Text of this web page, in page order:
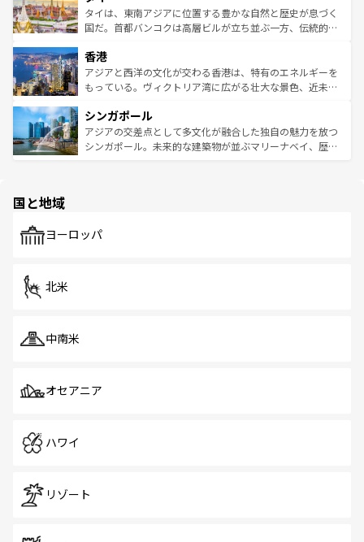
わってみてほしい。 なお、新着の韓国情報はコンテンツ一
覧を参照してほしい。
ーチミン市のフランス統治時代の建物も、独特の雰囲気を
醸し出している。また、バラエティの豊かさとおいしさで
とつ。フォーやバインミー、ベトナムコーヒーなどは、ぜ
ひ現地で味わいたい。どの地域を訪れてもあたたかい人々
が旅行者を迎えてくれるので、きっと忘れられない旅にな
参照してほしい。
タイは、東南アジアに位置する豊かな自然と歴史が息づく
国だ。首都バンコクは高層ビルが立ち並ぶ一方、伝統的な
の活気が交差している。北部ではチェンマイなどの山岳地
帯で自然と触れ合い、南部ではプーケットやクラビの美し
いビーチでリゾート気分を楽しむことができる。タイ料理
激する。気候は一年中温暖で、どの季節にも異なる楽しみ
が待っている。親しみやすいタイの人々、仏教を中心とし
た文化、そして多様な観光資源が、訪れる旅人を魅了し続
香港
アジアと西洋の文化が交わる香港は、特有のエネルギーを
もっている。ヴィクトリア湾に広がる壮大な景色、近未来
み、どこを訪れても感動するはず。観光スポットが密集し
ており、効率よく見どころを回れるのも魅力。息をのむよ
うな絶景から文化的な体験まで、香港を存分に楽しみ尽く
シンガポール
アジアの交差点として多文化が融合した独自の魅力を放つ
シンガポール。未来的な建築物が並ぶマリーナベイ、歴史
で、ホーカーズは地元の風情を楽しめる外せないスポット
国と地域
ヨーロッパ
北米
中南米
オセアニア
ハワイ
リゾート